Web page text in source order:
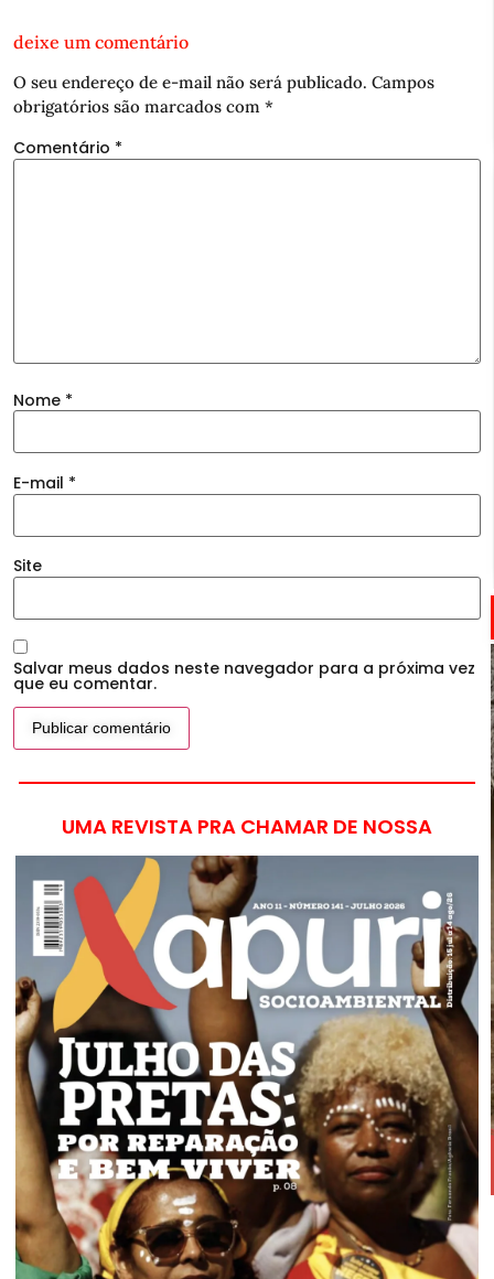
deixe um comentário
O seu endereço de e-mail não será publicado. Campos
obrigatórios são marcados com *
Comentário *
Nome *
E-mail *
Site
Salvar meus dados neste navegador para a próxima vez
que eu comentar.
UMA REVISTA PRA CHAMAR DE NOSSA